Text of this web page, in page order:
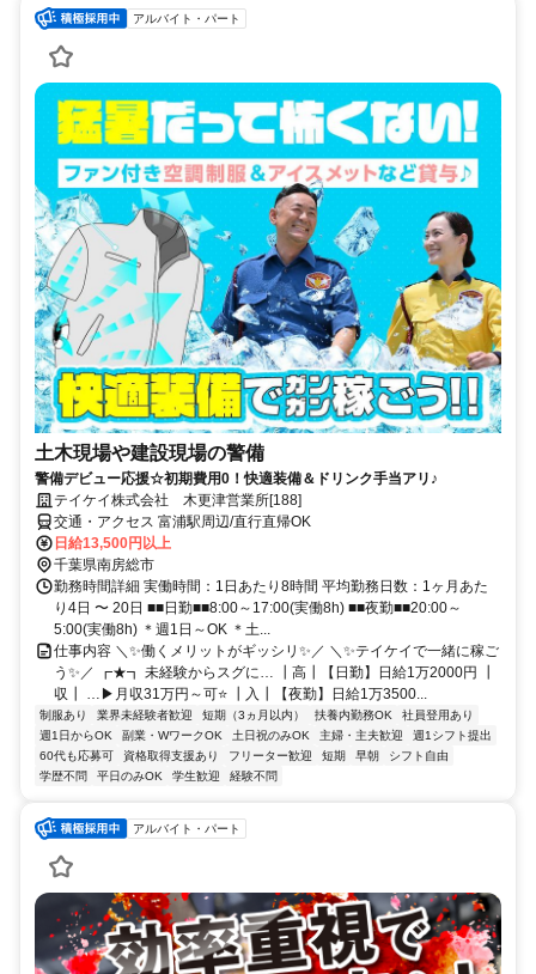
アルバイト・パート
土木現場や建設現場の警備
警備デビュー応援☆初期費用0！快適装備＆ドリンク手当アリ♪
テイケイ株式会社 木更津営業所[188]
交通・アクセス 富浦駅周辺/直行直帰OK
日給13,500円以上
千葉県南房総市
勤務時間詳細 実働時間：1日あたり8時間 平均勤務日数：1ヶ月あた
り4日 〜 20日 ■■日勤■■8:00～17:00(実働8h) ■■夜勤■■20:00～
5:00(実働8h) ＊週1日～OK ＊土...
仕事内容 ＼✨働くメリットがギッシリ✨／ ＼✨テイケイで一緒に稼ご
う✨／ ┏★┓ 未経験からスグに… ┃高┃【日勤】日給1万2000円 ┃
収┃ …▶月収31万円～可⭐ ┃入┃【夜勤】日給1万3500...
制服あり 業界未経験者歓迎 短期（3ヵ月以内） 扶養内勤務OK
社員登用あり
週1日からOK
副業・WワークOK 土日祝のみOK 主婦・主夫歓迎
週1シフト提出
60代も応募可
資格取得支援あり フリーター歓迎 短期 早朝
シフト自由
学歴不問
平日のみOK 学生歓迎 経験不問
アルバイト・パート